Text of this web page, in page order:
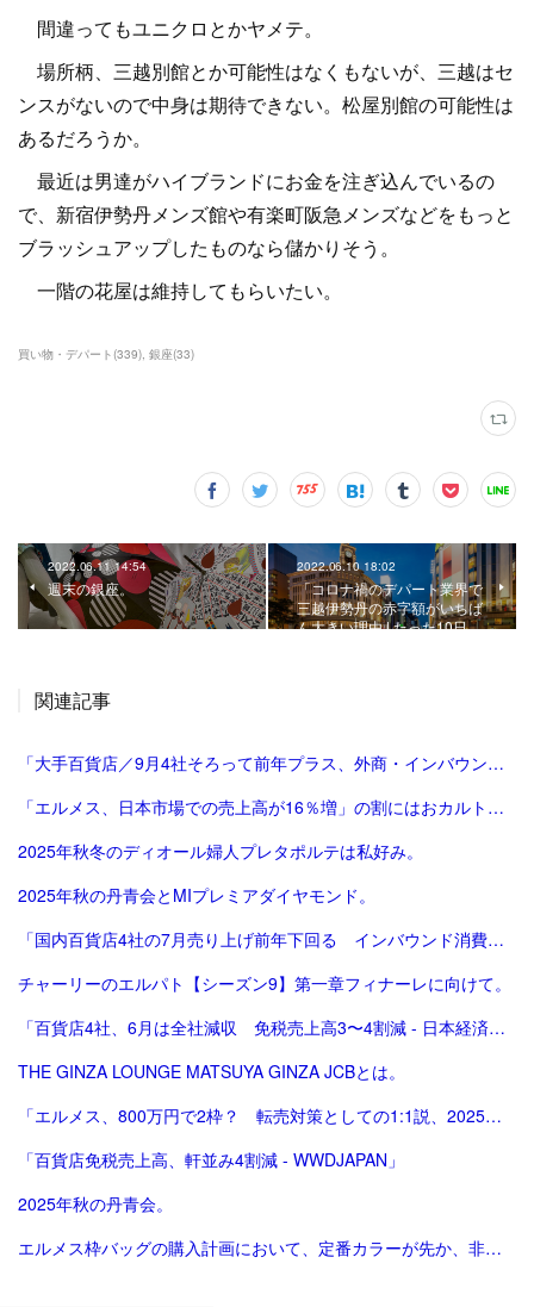
間違ってもユニクロとかヤメテ。
場所柄、三越別館とか可能性はなくもないが、三越はセ
ンスがないので中身は期待できない。松屋別館の可能性は
あるだろうか。
最近は男達がハイブランドにお金を注ぎ込んでいるの
で、新宿伊勢丹メンズ館や有楽町阪急メンズなどをもっと
ブラッシュアップしたものなら儲かりそう。
一階の花屋は維持してもらいたい。
買い物・デパート(339) 銀座(33)
2022.06.11 14:54
週末の銀座。
2022.06.10 18:02
「コロナ禍のデパート業界で
三越伊勢丹の赤字額がいちば
ん大きい理由 | たった10日…
関連記事
「大手百貨店／9月4社そろって前年プラス、外商・インバウンド好調 | 流通ニュース」
「エルメス、日本市場での売上高が16％増」の割にはおカルト系（笑）は減った気がする。
2025年秋冬のディオール婦人プレタポルテは私好み。
2025年秋の丹青会とMIプレミアダイヤモンド。
「国内百貨店4社の7月売り上げ前年下回る インバウンド消費減で | ロイター」
チャーリーのエルパト【シーズン9】第一章フィナーレに向けて。
「百貨店4社、6月は全社減収 免税売上高3〜4割減 - 日本経済新聞」
THE GINZA LOUNGE MATSUYA GINZA JCBとは。
「エルメス、800万円で2枠？ 転売対策としての1:1説、2025年版。ほぼ完結（？）編。」
「百貨店免税売上高、軒並み4割減 - WWDJAPAN」
2025年秋の丹青会。
エルメス枠バッグの購入計画において、定番カラーが先か、非定番カラーが先か。